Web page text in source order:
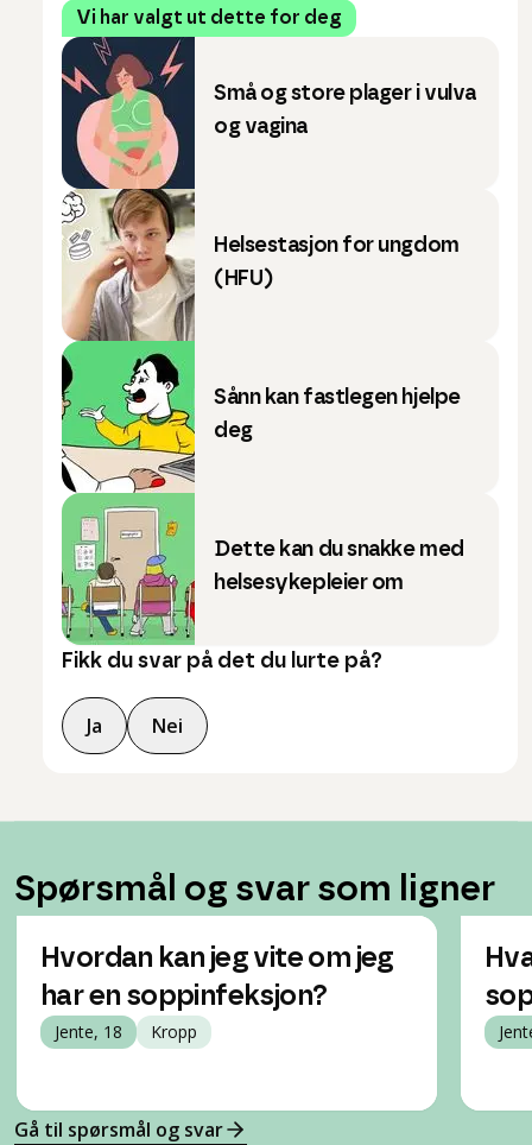
Vi har valgt ut dette for deg
Små og store plager i vulva
og vagina
Helsestasjon for ungdom
(HFU)
Sånn kan fastlegen hjelpe
deg
Dette kan du snakke med
helsesykepleier om
Fikk du svar på det du lurte på?
Ja Nei
Spørsmål og svar som ligner
Hvordan kan jeg vite om jeg
har en soppinfeksjon?
Jente, 18 Kropp
Gå til spørsmål og svar